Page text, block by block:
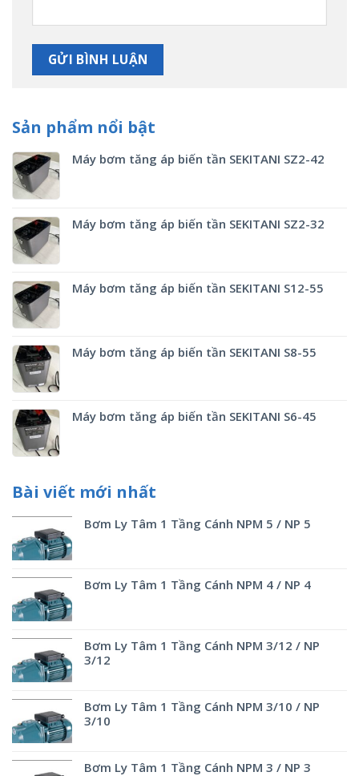
Sản phẩm nổi bật
Máy bơm tăng áp biến tần SEKITANI SZ2-42
Máy bơm tăng áp biến tần SEKITANI SZ2-32
Máy bơm tăng áp biến tần SEKITANI S12-55
Máy bơm tăng áp biến tần SEKITANI S8-55
Máy bơm tăng áp biến tần SEKITANI S6-45
Bài viết mới nhất
Bơm Ly Tâm 1 Tầng Cánh NPM 5 / NP 5
Bơm Ly Tâm 1 Tầng Cánh NPM 4 / NP 4
Bơm Ly Tâm 1 Tầng Cánh NPM 3/12 / NP
3/12
Bơm Ly Tâm 1 Tầng Cánh NPM 3/10 / NP
3/10
Bơm Ly Tâm 1 Tầng Cánh NPM 3 / NP 3